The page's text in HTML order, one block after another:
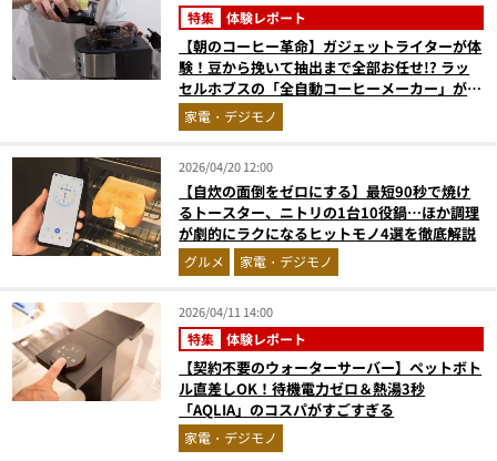
特集 体験レポート
【朝のコーヒー革命】ガジェットライターが体
験！豆から挽いて抽出まで全部お任せ!? ラッ
セルホブスの「全自動コーヒーメーカー」が優
秀すぎた…
家電・デジモノ
2026/04/20 12:00
【自炊の面倒をゼロにする】最短90秒で焼け
るトースター、ニトリの1台10役鍋…ほか調理
が劇的にラクになるヒットモノ4選を徹底解説
グルメ 家電・デジモノ
2026/04/11 14:00
特集 体験レポート
【契約不要のウォーターサーバー】ペットボト
ル直差しOK！待機電力ゼロ＆熱湯3秒
「AQLIA」のコスパがすごすぎる
家電・デジモノ